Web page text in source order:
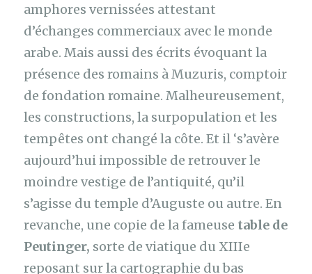
amphores vernissées attestant
d’échanges commerciaux avec le monde
arabe. Mais aussi des écrits évoquant la
présence des romains à Muzuris, comptoir
de fondation romaine. Malheureusement,
les constructions, la surpopulation et les
tempêtes ont changé la côte. Et il ‘s’avère
aujourd’hui impossible de retrouver le
moindre vestige de l’antiquité, qu’il
s’agisse du temple d’Auguste ou autre. En
revanche, une copie de la fameuse table de
Peutinger, sorte de viatique du XIIIe
reposant sur la cartographie du bas